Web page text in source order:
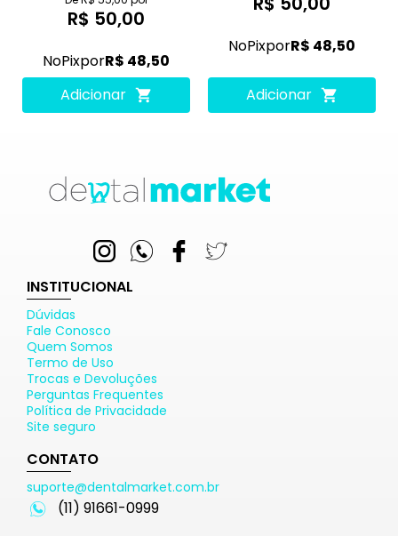
R$ 50,00
NoPixporR$ 48,50
Adicionar
NoPixporR$ 48,50
Adicionar
INSTITUCIONAL
Dúvidas
Fale Conosco
Quem Somos
Termo de Uso
Trocas e Devoluções
Perguntas Frequentes
Política de Privacidade
Site seguro
CONTATO
suporte@dentalmarket.com.br
(11) 91661-0999